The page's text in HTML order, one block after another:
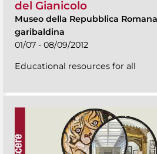
del Gianicolo
Museo della Repubblica
garibaldina
01/07 - 08/09/2012
Educational resources for all